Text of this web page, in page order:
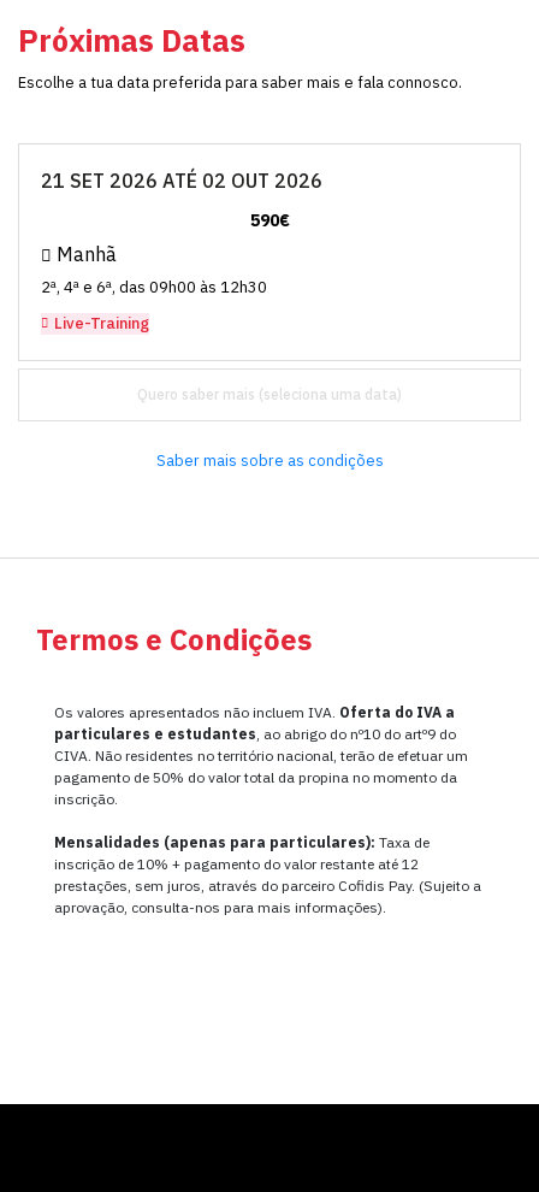
Próximas Datas
Escolhe a tua data preferida para saber mais e fala connosco.
21 SET 2026 ATÉ 02 OUT 2026
590€
Manhã
2ª, 4ª e 6ª, das 09h00 às 12h30
Live-Training
Quero saber mais
Saber mais sobre as condições
Termos e Condições
Os valores apresentados não incluem IVA. Oferta do IVA a
particulares e estudantes , ao abrigo do nº10 do artº9 do
CIVA. Não residentes no território nacional, terão de efetuar um
pagamento de 50% do valor total da propina no momento da
inscrição.
Mensalidades (apenas para particulares): Taxa de
inscrição de 10% + pagamento do valor restante até 12
prestações, sem juros, através do parceiro Cofidis Pay. (Sujeito a
aprovação, consulta-nos para mais informações).